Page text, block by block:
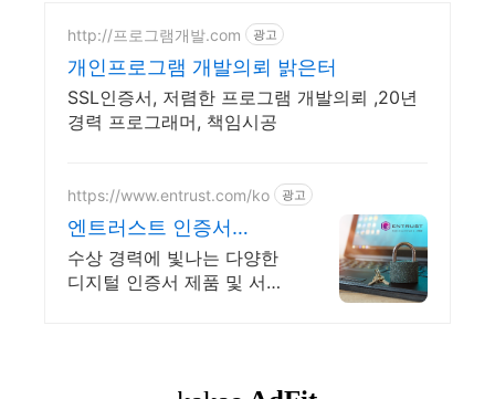
http://프로그램개발.com 광고
개인프로그램 개발의뢰 밝은터
SSL인증서, 저렴한 프로그램 개발의뢰 ,20년
경력 프로그래머, 책임시공
https://www.entrust.com/ko 광고
엔트러스트 인증서
SSL/TLS 인증 전문기업
수상 경력에 빛나는 다양한
디지털 인증서 제품 및 서비